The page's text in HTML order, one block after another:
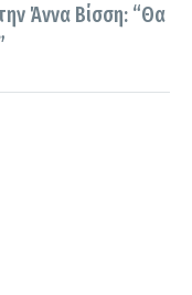
Άννα Βίσση: “Θα